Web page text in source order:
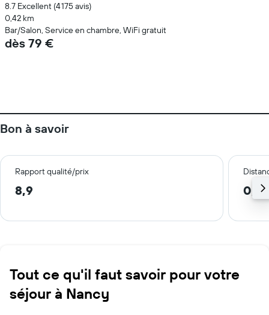
8.7 Excellent (4 175 avis)
0,42 km
Bar/Salon, Service en chambre, WiFi gratuit
dès 79 €
Bon à savoir
Rapport qualité/prix
8,9 0,7
Tout ce qu'il faut savoir pour votre
séjour à Nancy